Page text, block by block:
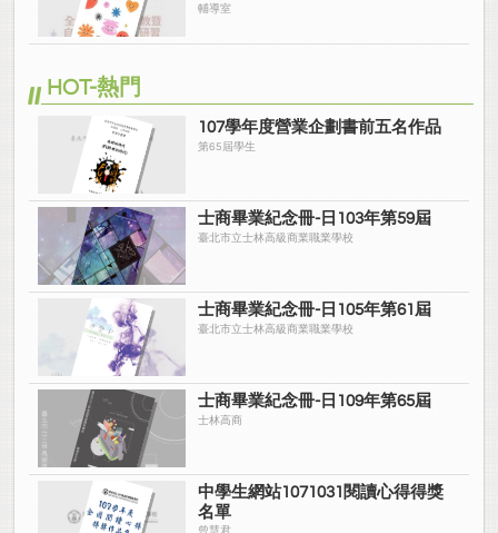
輔導室
HOT-熱門
107學年度營業企劃書前五名作品
第65屆學生
士商畢業紀念冊-日103年第59屆
臺北市立士林高級商業職業學校
士商畢業紀念冊-日105年第61屆
臺北市立士林高級商業職業學校
士商畢業紀念冊-日109年第65屆
士林高商
中學生網站1071031閱讀心得得獎
名單
曾慧君